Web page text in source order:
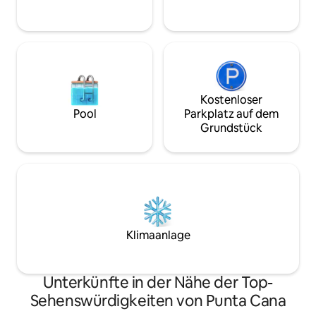
historische Stätten und fantastische
Transportgebühr in der Anlage gegen
eine Pauschalgebühr von 3 US-Dollar pro
Fahrt verwenden.
Pool
Kostenloser
Parkplatz auf dem
Grundstück
Klimaanlage
Unterkünfte in der Nähe der Top-
Sehenswürdigkeiten von Punta Cana